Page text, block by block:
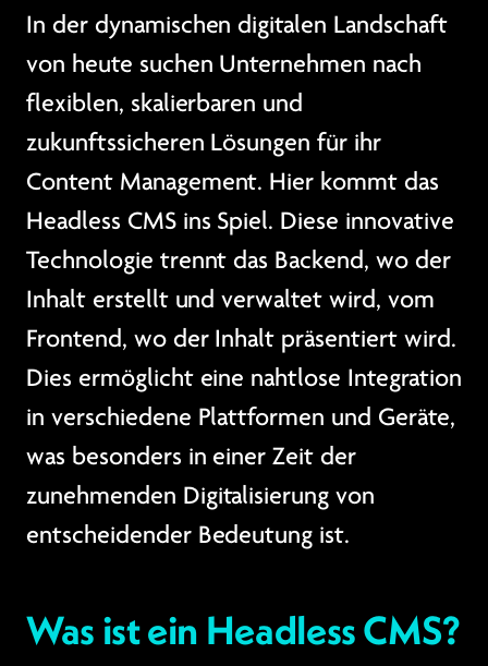
In der dynamischen digitalen Landschaft
von heute suchen Unternehmen nach
flexiblen, skalierbaren und
zukunftssicheren Lösungen für ihr
Content Management. Hier kommt das
Headless CMS ins Spiel. Diese innovative
Technologie trennt das Backend, wo der
Inhalt erstellt und verwaltet wird, vom
Frontend, wo der Inhalt präsentiert wird.
Dies ermöglicht eine nahtlose Integration
in verschiedene Plattformen und Geräte,
was besonders in einer Zeit der
zunehmenden Digitalisierung von
entscheidender Bedeutung ist.
Was ist ein Headless CMS?